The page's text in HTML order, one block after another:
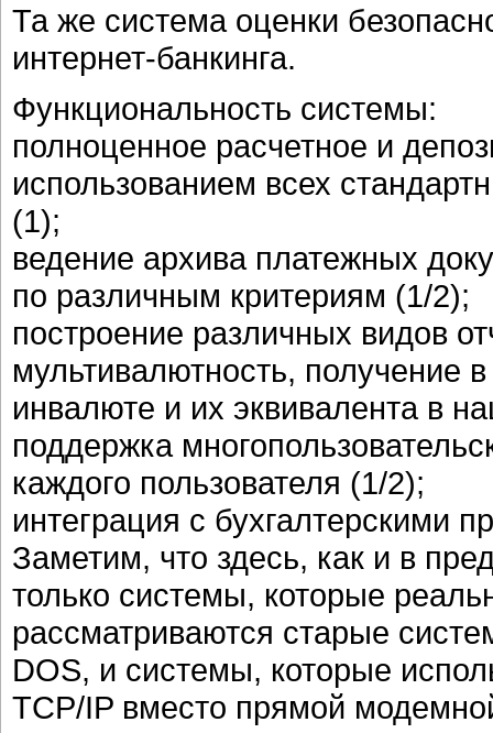
Та же система оценки
интернет-банкинга.
Функциональность системы:
полноценное расчетное и
использованием всех
(1);
ведение архива платежных
по различным критериям (1/2);
построение различных видов
мультивалютность, получение
инвалюте и их эквивалента в
поддержка
каждого пользователя (1/2);
интеграция с бухгалтерскими
Заметим, что здесь, как и в
только системы, которые
рассматриваются старые
DOS, и системы, которые
TCP/IP вместо прямой